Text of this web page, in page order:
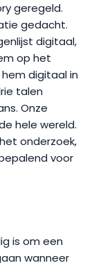
geregeld.
gedacht.
digitaal,
op het
digitaal in
talen
Onze
hele wereld.
onderzoek,
voor
is om een
wanneer